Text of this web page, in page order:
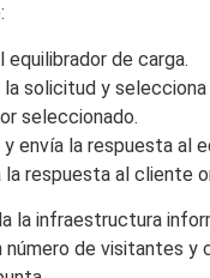
de carga.
solicitud y
seleccionado.
envía la respuesta al
respuesta al cliente
la infraestructura
número de visitantes